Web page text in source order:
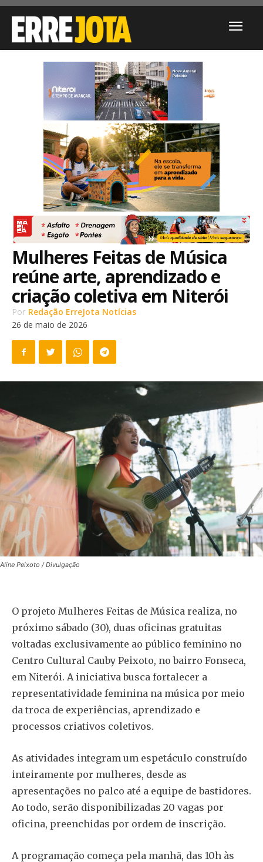
Mulheres Feitas de Música
reúne arte, aprendizado e
criação coletiva em Niterói
Por Redação ErreJota Notícias
26 de maio de 2026
Aline Peixoto / Divulgação
O projeto Mulheres Feitas de Música realiza, no
próximo sábado (30), duas oficinas gratuitas
voltadas exclusivamente ao público feminino no
Centro Cultural Cauby Peixoto, no bairro Fonseca,
em Niterói. A iniciativa busca fortalecer a
representatividade feminina na música por meio
da troca de experiências, aprendizado e
processos criativos coletivos.
As atividades integram um espetáculo construído
inteiramente por mulheres, desde as
apresentações no palco até a equipe de bastidores.
Ao todo, serão disponibilizadas 20 vagas por
oficina, preenchidas por ordem de inscrição.
A programação começa pela manhã, das 10h às